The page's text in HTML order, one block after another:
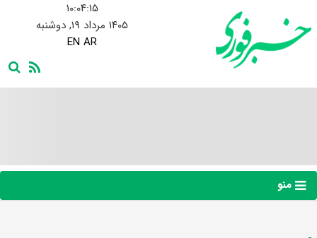
۱۰:۰۴:۱۶
۱۴۰۵ مرداد ۱۹, دوشنبه
EN AR
منو